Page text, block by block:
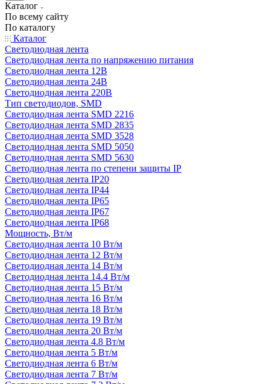
Каталог
По всему сайту
По каталогу
Каталог
Светодиодная лента
Светодиодная лента по напряжению питания
Светодиодная лента 12В
Светодиодная лента 24В
Светодиодная лента 220В
Тип светодиодов, SMD
Cветодиодная лента SMD 2216
Светодиодная лента SMD 2835
Светодиодная лента SMD 3528
Светодиодная лента SMD 5050
Светодиодная лента SMD 5630
Светодиодная лента по степени защиты IP
Светодиодная лента IP20
Светодиодная лента IP44
Светодиодная лента IP65
Светодиодная лента IP67
Светодиодная лента IP68
Мощность, Вт/м
Светодиодная лента 10 Вт/м
Светодиодная лента 12 Вт/м
Светодиодная лента 14 Вт/м
Светодиодная лента 14.4 Вт/м
Светодиодная лента 15 Вт/м
Светодиодная лента 16 Вт/м
Светодиодная лента 18 Вт/м
Светодиодная лента 19 Вт/м
Светодиодная лента 20 Вт/м
Светодиодная лента 4.8 Вт/м
Светодиодная лента 5 Вт/м
Светодиодная лента 6 Вт/м
Светодиодная лента 7 Вт/м